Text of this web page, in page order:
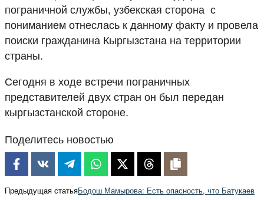
пограничной службы, узбекская сторона с
пониманием отнеслась к данному факту и провела
поиски гражданина Кыргызстана на территории
страны.
Сегодня в ходе встречи пограничных
представителей двух стран он был передан
кыргызстанской стороне.
Поделитесь новостью
Предыдущая статьяБодош Мамырова: Есть опасность, что Батукаев